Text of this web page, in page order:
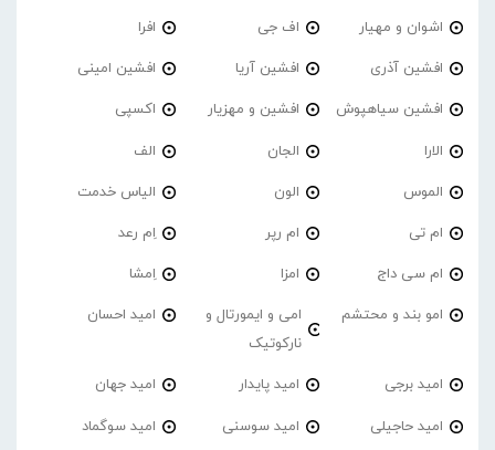
اشوان و مهیار اف جی افرا
افشین آذری افشین آریا افشین امینی
افشین سیاهپوش افشین و مهزیار اکسپی
الارا الجان الف
الموس الون الیاس خدمت
ام تی ام رپر اِم رعد
ام سی داج امزا اِمشا
امو بند و محتشم
امی و ایمورتال و
نارکوتیک
امید احسان
امید برجی امید پایدار امید جهان
امید حاجیلی امید سوسنی امید سوگماد